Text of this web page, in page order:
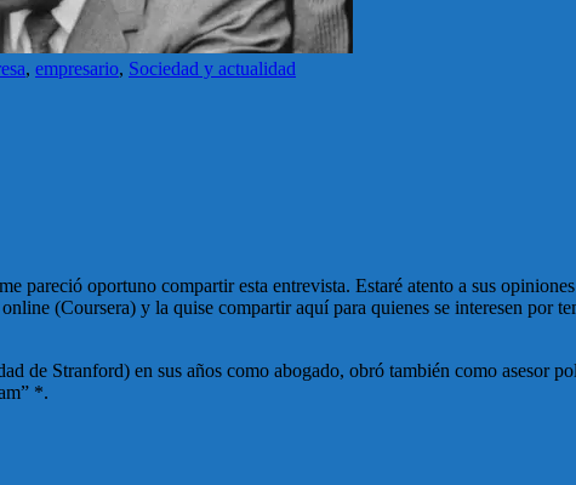
, empresario, Sociedad y actualidad
pareció oportuno compartir esta entrevista. Estaré atento a sus
(Coursera) y la quise compartir aquí para quienes se interesen por
de Stranford) en sus años como abogado, obró también como asesor
*.